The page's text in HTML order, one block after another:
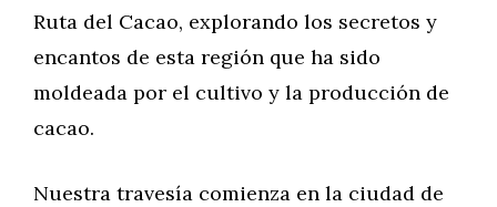
Ruta del Cacao, explorando los secretos y
encantos de esta región que ha sido
moldeada por el cultivo y la producción de
cacao.
Nuestra travesía comienza en la ciudad de